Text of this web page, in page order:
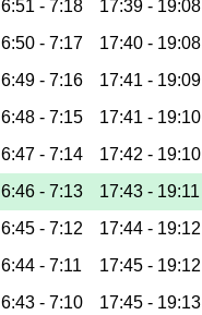
6:51 - 7:18 17:39 - 19:08
6:50 - 7:17 17:40 - 19:08
6:49 - 7:16 17:41 - 19:09
6:48 - 7:15 17:41 - 19:10
6:47 - 7:14 17:42 - 19:10
6:46 - 7:13 17:43 - 19:11
6:45 - 7:12 17:44 - 19:12
6:44 - 7:11 17:45 - 19:12
6:43 - 7:10 17:45 - 19:13